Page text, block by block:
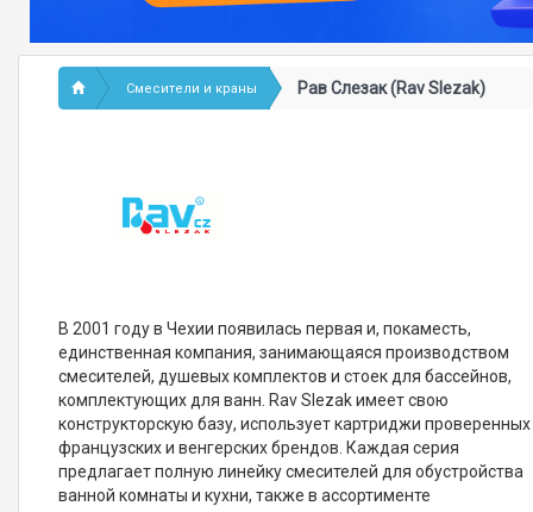
Смесители и краны Рав Слезак (Rav Slezak)
В 2001 году в Чехии появилась первая и, покаместь,
единственная компания, занимающаяся производством
смесителей, душевых комплектов и стоек для бассейнов,
комплектующих для ванн. Rav Slezak имеет свою
конструкторскую базу, использует картриджи проверенных
французских и венгерских брендов. Каждая серия
предлагает полную линейку смесителей для обустройства
ванной комнаты и кухни, также в ассортименте